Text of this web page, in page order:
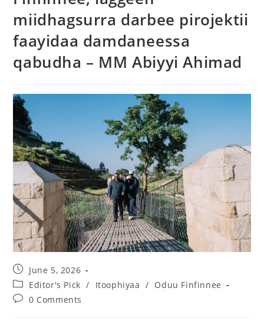
miidhagsurra darbee pirojektii
faayidaa damdaneessa
qabudha – MM Abiyyi Ahimad
June 5, 2026
Editor's Pick / Itoophiyaa / Oduu Finfinnee
0 Comments